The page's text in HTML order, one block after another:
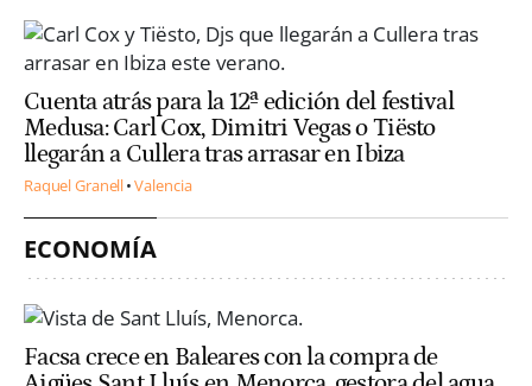
Cuenta atrás para la 12ª edición del festival
Medusa: Carl Cox, Dimitri Vegas o Tiësto
llegarán a Cullera tras arrasar en Ibiza
Raquel Granell Valencia
ECONOMÍA
Facsa crece en Baleares con la compra de